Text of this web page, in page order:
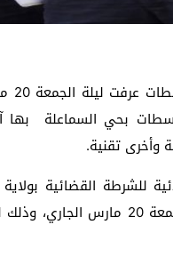
بحي السماعلة بها
وأخرى تقنية.
للشرطة القضائية
إشراف النيابة العامة المختصة،